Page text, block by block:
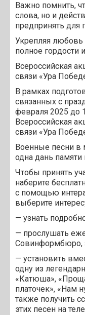
Важно помнить,
слова, но и
предпринять
Укрепляя
полное гордости
Всероссийская
связи «Ура
В рамках
связанных с
февраля 2025 до
Всероссийская
связи «Ура
Военные песни
одна дань
Чтобы принять
наберите
с помощью
выберите
— узнать
— прослушать
Совинформбюро,
— установить
одну из
«Катюша»,
платочек», «Нам
также получить
этих песен на